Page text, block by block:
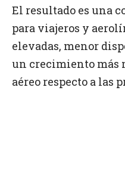
El resultado es una
para viajeros y
elevadas, menor
un crecimiento más
aéreo respecto a las